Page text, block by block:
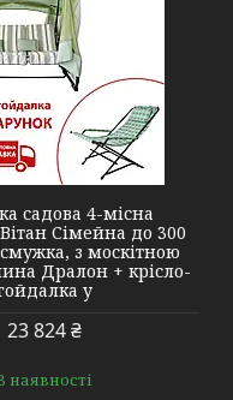
садова 4-місна
Сімейна до 300
з москітною
Дралон + крісло-
у
23 824 ₴
наявності
2140437